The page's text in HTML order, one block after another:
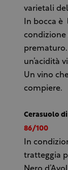
varietali
In bocca
un’acidità
Un vino
compiere.
Cerasuolo
86/100
In
tratteggia